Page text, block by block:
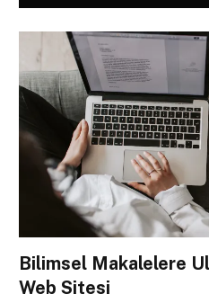
Bilimsel Makalelere
Web Sitesi